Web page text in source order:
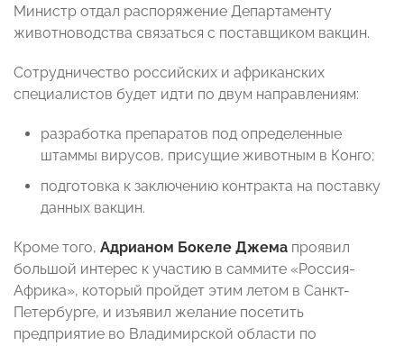
Министр отдал распоряжение Департаменту
животноводства связаться с поставщиком вакцин.
Сотрудничество российских и африканских
специалистов будет идти по двум направлениям:
разработка препаратов под определенные
штаммы вирусов, присущие животным в Конго;
подготовка к заключению контракта на поставку
данных вакцин.
Кроме того, Адрианом Бокеле Джема проявил
большой интерес к участию в саммите «Россия-
Африка», который пройдет этим летом в Санкт-
Петербурге, и изъявил желание посетить
предприятие во Владимирской области по